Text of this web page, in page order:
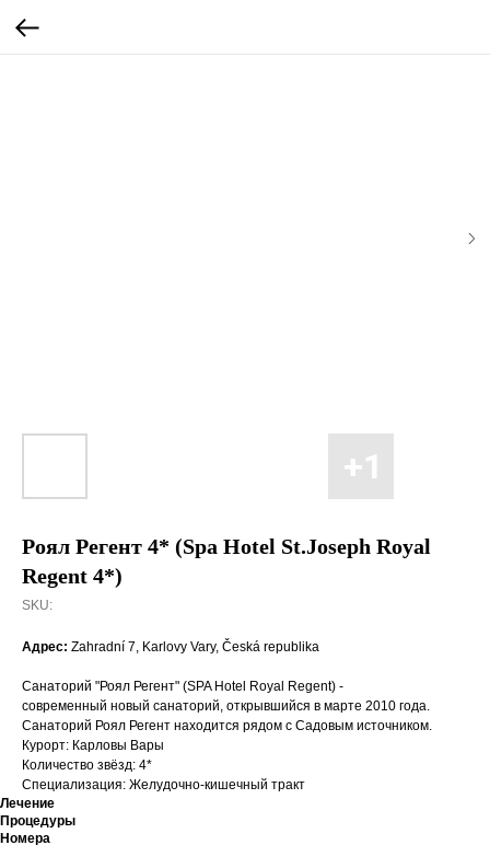
Роял Регент 4* (Spa Hotel St.Joseph Royal
Regent 4*)
SKU:
Адрес: Zahradní 7, Karlovy Vary, Česká republika
Санаторий "Роял Регент" (SPA Hotel Royal Regent) -
современный новый санаторий, открывшийся в марте 2010 года.
Санаторий Роял Регент находится рядом с Садовым источником.
Курорт: Карловы Вары
Количество звёзд: 4*
Специализация: Желудочно-кишечный тракт
Лечение
Процедуры
Номера